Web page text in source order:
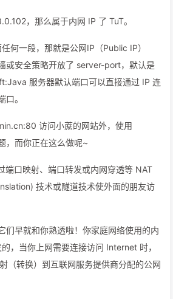
，那么属于内网 IP 了 TuT。
何一段，那就是公网IP（Public IP）
或安全策略开放了 server-port，默认是
服务器默认端口可以直接通过 IP 连
。
访问小蔗的网站外，使用
，而你正在这么做呢~
端口映射、端口转发或内网穿透等 NAT
技术或隧道技术使外面的朋友访
们早就和你熟透啦！你家庭网络使用的内
，当你上网需要连接访问 Internet 时，
（转换）到互联网服务提供商分配的公网